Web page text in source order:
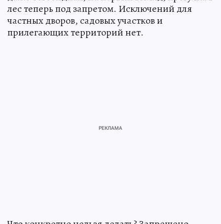
лес теперь под запретом. Исключений для
частных дворов, садовых участков и
прилегающих территорий нет.